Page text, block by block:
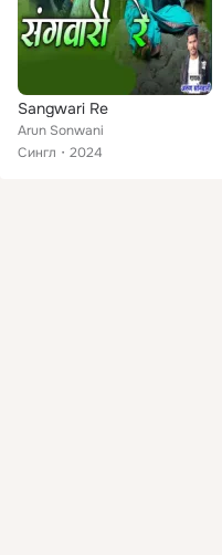
Sangwari Re
Arun Sonwani
Сингл
2024